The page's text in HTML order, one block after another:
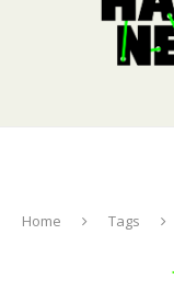
Home Tags